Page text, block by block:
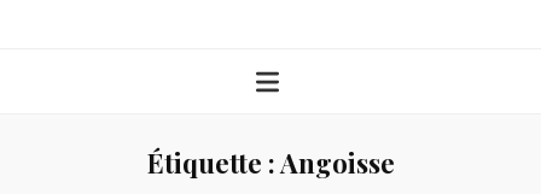
Étiquette :Angoisse